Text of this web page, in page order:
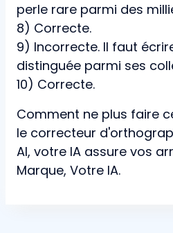
perle rare parmi des
8) Correcte.
9) Incorrecte. Il faut
distinguée parmi ses
10) Correcte.
Comment ne plus faire
le correcteur
AI, votre IA assure vos
Marque, Votre IA.